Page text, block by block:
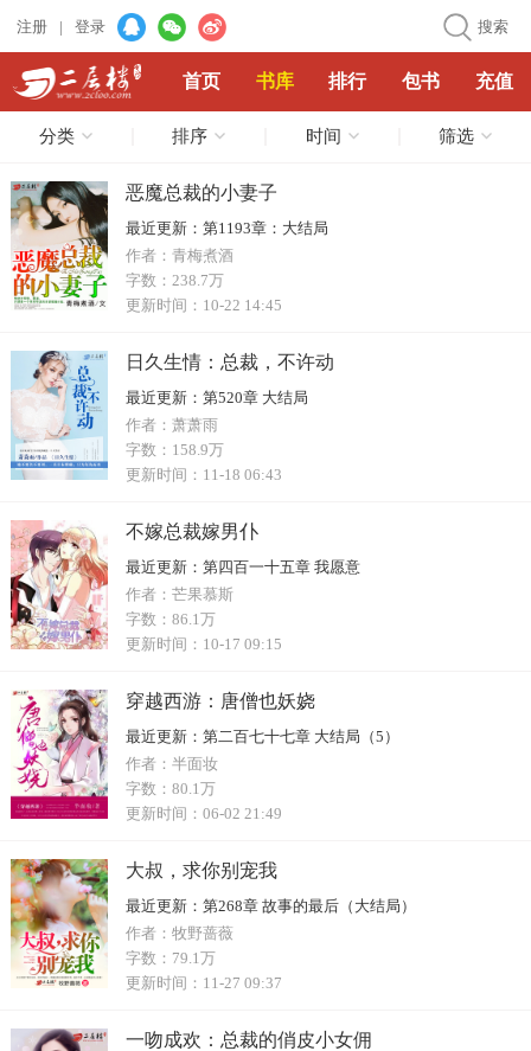
注册 | 登录 搜索
首页 书库 排行 包书 充值
分类 排序 时间 筛选
恶魔总裁的小妻子
最近更新： 第1193章：大结局
作者： 青梅煮酒
字数： 238.7万
更新时间： 10-22 14:45
日久生情：总裁，不许动
最近更新：
第520章 大结局
作者： 萧萧雨
字数： 158.9万
更新时间： 11-18 06:43
不嫁总裁嫁男仆
最近更新： 第四百一十五章 我愿意
作者： 芒果慕斯
字数： 86.1万
更新时间： 10-17 09:15
穿越西游：唐僧也妖娆
最近更新： 第二百七十七章 大结局（5）
作者： 半面妆
字数： 80.1万
更新时间： 06-02 21:49
大叔，求你别宠我
最近更新： 第268章 故事的最后（大结局）
作者： 牧野蔷薇
字数： 79.1万
更新时间： 11-27 09:37
一吻成欢：总裁的俏皮小女佣